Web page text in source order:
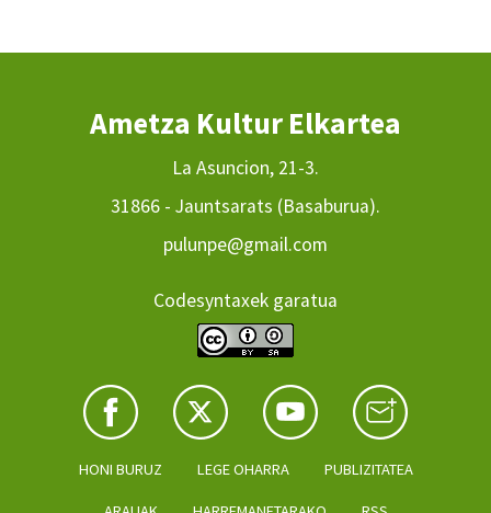
Ametza Kultur Elkartea
La Asuncion, 21-3.
31866 - Jauntsarats (Basaburua).
pulunpe@gmail.com
Codesyntaxek garatua
HONI BURUZ LEGE OHARRA PUBLIZITATEA